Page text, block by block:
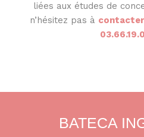
liées aux études de
n’hésitez pas à contacter
0
BATECA